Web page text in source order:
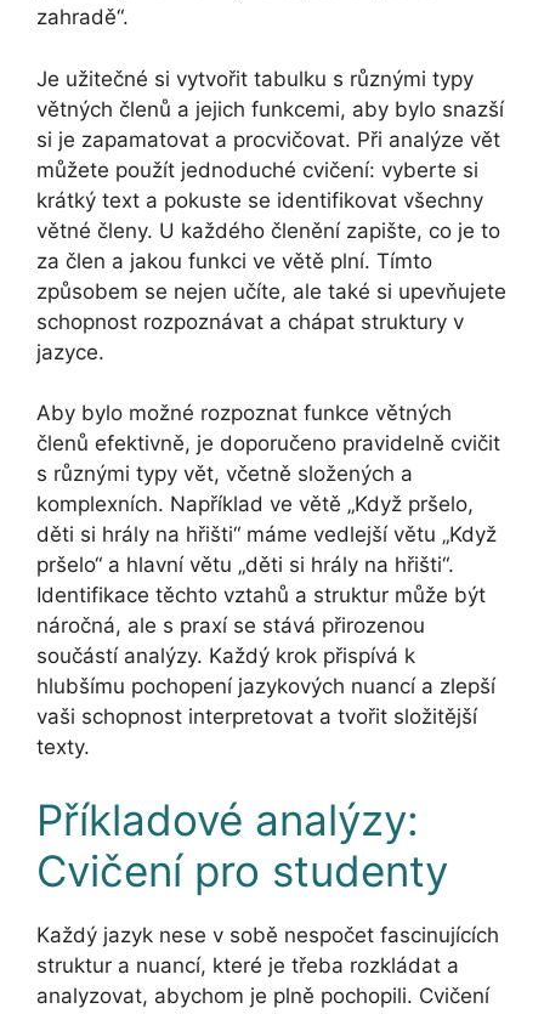
zahradě“.
Je užitečné si vytvořit tabulku s různými typy
větných členů a jejich funkcemi, aby bylo snazší
si je zapamatovat a procvičovat. Při analýze vět
můžete použít jednoduché cvičení: vyberte si
krátký text a pokuste se identifikovat všechny
větné členy. U každého členění zapište, co je to
za člen a jakou funkci ve větě plní. Tímto
způsobem se nejen učíte, ale také si upevňujete
schopnost rozpoznávat a chápat struktury v
jazyce.
Aby bylo možné rozpoznat funkce větných
členů efektivně, je doporučeno pravidelně cvičit
s různými typy vět, včetně složených a
komplexních. Například ve větě „Když pršelo,
děti si hrály na hřišti“ máme vedlejší větu „Když
pršelo“ a hlavní větu „děti si hrály na hřišti“.
Identifikace těchto vztahů a struktur může být
náročná, ale s praxí se stává přirozenou
součástí analýzy. Každý krok přispívá k
hlubšímu pochopení jazykových nuancí a zlepší
vaši schopnost interpretovat a tvořit složitější
texty.
Příkladové analýzy:
Cvičení pro studenty
Každý jazyk nese v sobě nespočet fascinujících
struktur a nuancí, které je třeba rozkládat a
analyzovat, abychom je plně pochopili. Cvičení